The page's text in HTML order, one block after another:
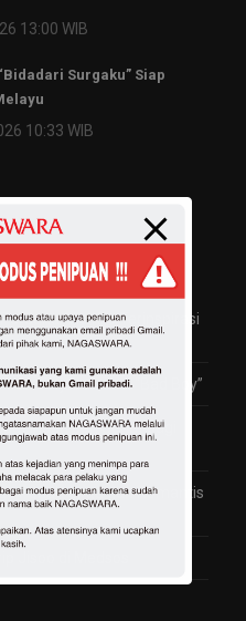
13:00 WIB
Surgaku” Siap
10:33 WIB
Vio Kijo Terinspirasi
Terjebak Jadi “Bad Boy”
Indah dan Sehat bagi
Penuh Cinta dan Romantis